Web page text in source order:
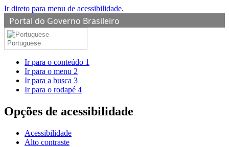
Ir direto para menu de acessibilidade.
Portal do Governo Brasileiro
Portuguese
Ir para o conteúdo 1
Ir para o menu 2
Ir para a busca 3
Ir para o rodapé 4
Opções de acessibilidade
Acessibilidade
Alto contraste